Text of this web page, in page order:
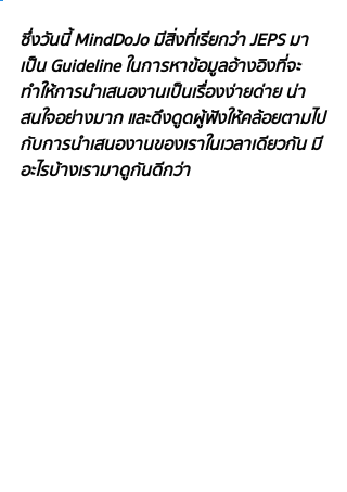
ซึ่งวันนี้ MindDoJo มีสิ่งที่เรียกว่า JEPS มา
เป็น Guideline ในการหาข้อมูลอ้างอิงที่จะ
ทำให้การนำเสนองานเป็นเรื่องง่ายด่าย น่า
สนใจอย่างมาก และดึงดูดผู้ฟังให้คล้อยตามไป
กับการนำเสนองานของเราในเวลาเดียวกัน มี
อะไรบ้างเรามาดูกันดีกว่า